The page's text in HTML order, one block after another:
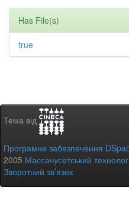
Has File(s)
true
Тема від
Програмне забезпечення
2005 Массачусетський
Зворотний зв’язок